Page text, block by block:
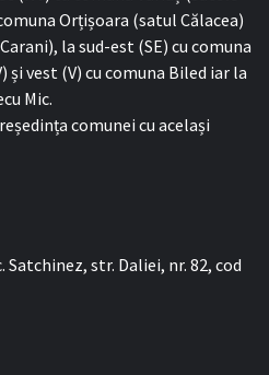
Orțișoara (satul Călacea)
la sud-est (SE) cu comuna
și vest (V) cu comuna Biled iar la
Mic.
comunei cu același
Satchinez, str. Daliei, nr. 82, cod